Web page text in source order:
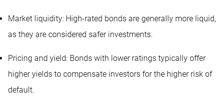
Market liquidity: High-rated bonds are generally more liquid,
as they are considered safer investments.
Pricing and yield: Bonds with lower ratings typically offer
higher yields to compensate investors for the higher risk of
default.